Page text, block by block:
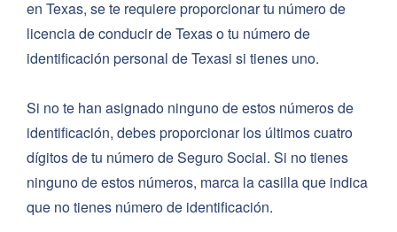
en Texas, se te requiere proporcionar tu número de
licencia de conducir de Texas o tu número de
identificación personal de Texasi si tienes uno.
Si no te han asignado ninguno de estos números de
identificación, debes proporcionar los últimos cuatro
dígitos de tu número de Seguro Social. Si no tienes
ninguno de estos números, marca la casilla que indica
que no tienes número de identificación.